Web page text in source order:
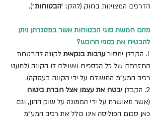
הדרכים המצוינות בחוק (להלן: "הבטוחות").
מהם חמשת סוגי הבטוחות אשר במסגרתן ניתן
להבטיח את כספי הרוכש?
1. הקבלן ימסור
ערבות בנקאית לקונה להבטחת
החזרתם של כל הכספים ששילם לו הקונה (למעט
רכיב המע"מ המשולם על ידי הקונה בעסקה).
2. הקבלן
יבטח את עצמו אצל חברת ביטוח
(אשר מאושרת על ידי הממונה על שוק ההון, וגם
כאן סכום הפוליסה אינו כולל את רכיב המע"מ